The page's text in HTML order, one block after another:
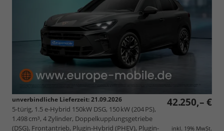
42.250,– €
inkl. 19% MwSt.
unverbindliche Lieferzeit:21.09.2026
5-türig, 1.5 e-Hybrid 150kW DSG, 150 kW (204 PS),
1.498 cm³, 4 Zylinder, Doppelkupplungsgetriebe
(DSG), Frontantrieb, Plugin-Hybrid (PHEV), Plugin-